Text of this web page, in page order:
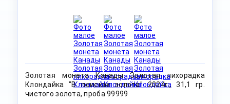
Золотая монета Канады Золотая лихорадка
Клондайка "В поисках золота" 2024г., 31,1 гр.
чистого золота, проба 99999